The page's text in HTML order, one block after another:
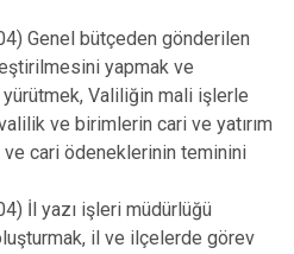
Genel bütçeden gönderilen
yapmak ve
Valiliğin mali işlerle
ve birimlerin cari ve yatırım
cari ödeneklerinin teminini
İl yazı işleri müdürlüğü
il ve ilçelerde görev